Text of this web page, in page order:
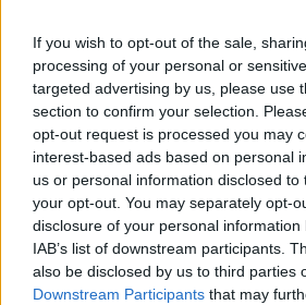
If you wish to opt-out of the sale,
processing of your personal or
targeted advertising by us, please use
section to confirm your selection.
opt-out request is processed you may
interest-based ads based on personal
us or personal information disclosed
your opt-out. You may separately opt-
disclosure of your personal
IAB’s list of downstream participants.
also be disclosed by us to third parties
Downstream Participants that may
εργαζόμενους και επιχειρήσεις -Το
άδειες, υπερωρίες, προσλήψεις
Δύο φάσεις κακοκαιρίας φέρνουν
καταιγίδες σε μεγάλο μέρος της
μετεωρολόγων
«Τα Πάθη του Χριστού»: Ο
πρωταγωνιστές για το
προκαλεί οργή